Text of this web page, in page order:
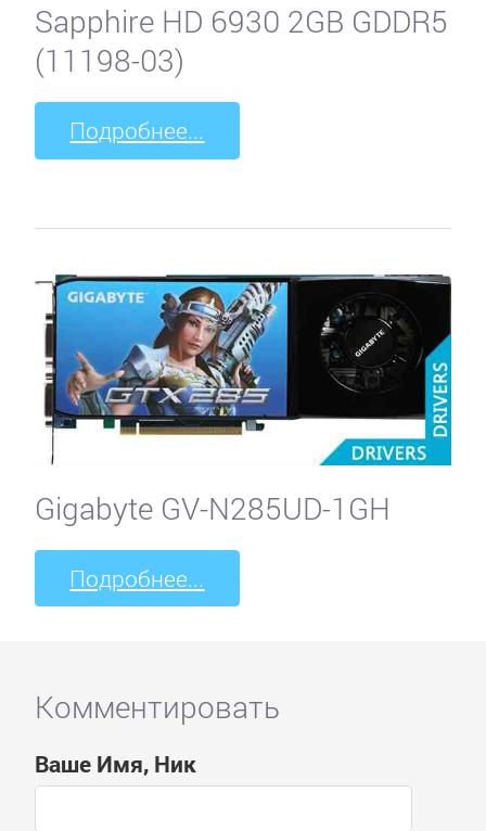
Sapphire HD 6930 2GB GDDR5
(11198-03)
Подробнее...
Gigabyte GV-N285UD-1GH
Подробнее...
Комментировать
Ваше Имя, Ник